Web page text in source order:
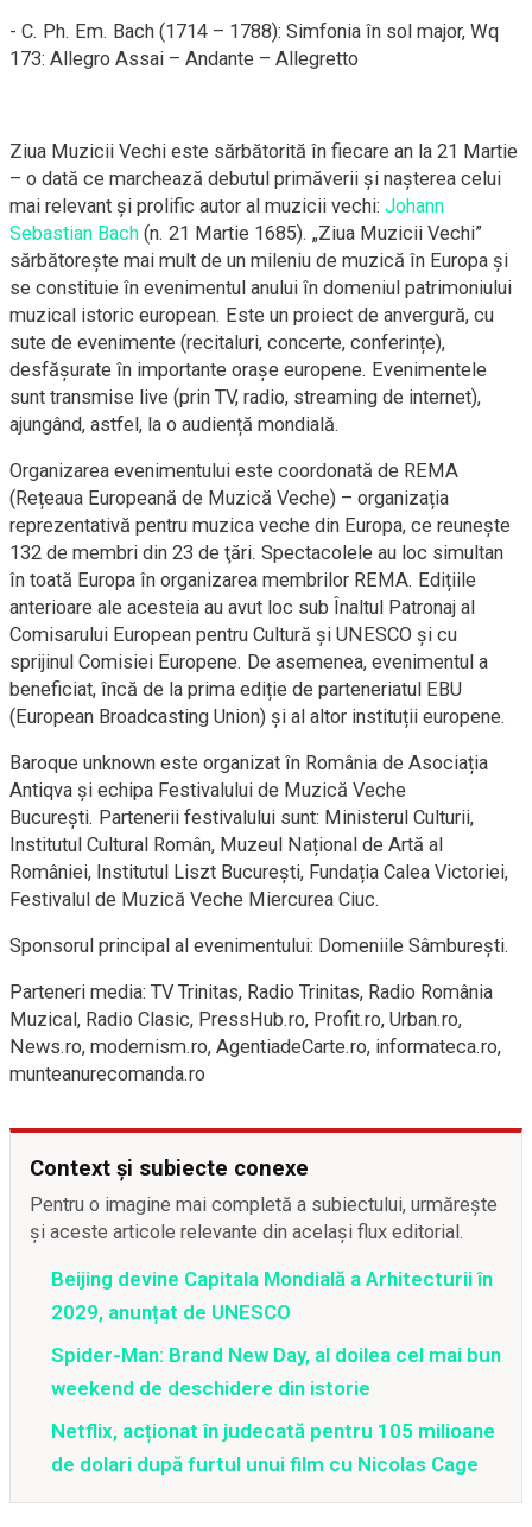
​- C. Ph. Em. Bach (1714 – 1788): Simfonia în sol major, Wq
173: Allegro Assai – Andante – Allegretto
​Ziua Muzicii Vechi este sărbătorită în fiecare an la 21 Martie
– o dată ce marchează debutul primăverii și nașterea celui
mai relevant și prolific autor al muzicii vechi: Johann
Sebastian Bach (n. 21 Martie 1685). „Ziua Muzicii Vechi”
sărbătorește mai mult de un mileniu de muzică în Europa și
se constituie în evenimentul anului în domeniul patrimoniului
muzical istoric european. Este un proiect de anvergură, cu
sute de evenimente (recitaluri, concerte, conferințe),
desfășurate în importante orașe europene. Evenimentele
sunt transmise live (prin TV, radio, streaming de internet),
ajungând, astfel, la o audiență mondială.
​Organizarea evenimentului este coordonată de REMA
(Rețeaua Europeană de Muzică Veche) – organizația
reprezentativă pentru muzica veche din Europa, ce reunește
132 de membri din 23 de ţări. Spectacolele au loc simultan
în toată Europa în organizarea membrilor REMA. Edițiile
anterioare ale acesteia au avut loc sub Înaltul Patronaj al
Comisarului European pentru Cultură și UNESCO și cu
sprijinul Comisiei Europene. De asemenea, evenimentul a
beneficiat, încă de la prima ediție de parteneriatul EBU
(European Broadcasting Union) și al altor instituții europene.
​Baroque unknown este organizat în România de Asociația
Antiqva și echipa Festivalului de Muzică Veche
București. Partenerii festivalului sunt: Ministerul Culturii,
Institutul Cultural Român, Muzeul Național de Artă al
României, Institutul Liszt București, Fundația Calea Victoriei,
Festivalul de Muzică Veche Miercurea Ciuc.
​Sponsorul principal al evenimentului: Domeniile Sâmburești.
Parteneri media: TV Trinitas, Radio Trinitas, Radio România
Muzical, Radio Clasic, PressHub.ro, Profit.ro, Urban.ro,
News.ro, modernism.ro, AgentiadeCarte.ro, informateca.ro,
munteanurecomanda.ro
Context și subiecte conexe
Pentru o imagine mai completă a subiectului, urmărește
și aceste articole relevante din același flux editorial.
Beijing devine Capitala Mondială a Arhitecturii în
2029, anunțat de UNESCO
Spider-Man: Brand New Day, al doilea cel mai bun
weekend de deschidere din istorie
Netflix, acționat în judecată pentru 105 milioane
de dolari după furtul unui film cu Nicolas Cage